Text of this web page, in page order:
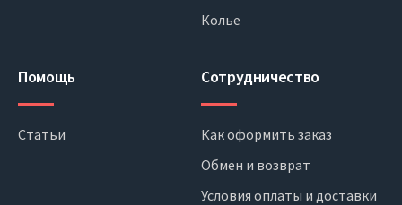
Колье
Помощь
Статьи
Сотрудничество
Как оформить заказ
Обмен и возврат
Условия оплаты и доставки